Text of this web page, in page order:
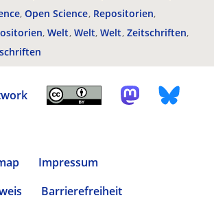
Open Science Repositorien
Welt Welt Welt Zeitschriften
Impressum
Barrierefreiheit